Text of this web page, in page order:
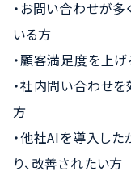
・お問い合わせが多
いる方
・顧客満足度を上
・社内問い合わせ
方
・他社AIを導入した
り、改善されたい方